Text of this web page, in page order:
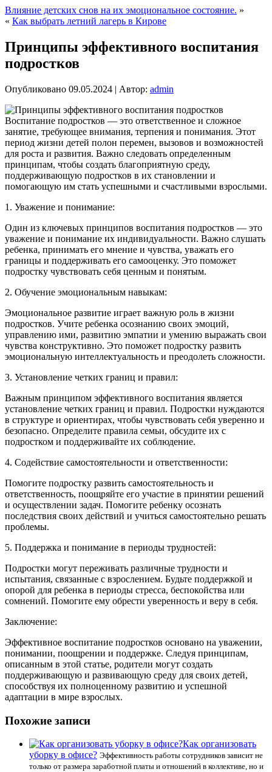
Влияние детских снов на их эмоциональное состояние. »
« Как выбрать летний лагерь в Кирове
Принципы эффективного воспитания
подростков
Опубликовано 09.05.2024 | Автор: admin
Воспитание подростков — это ответственное и сложное
занятие, требующее внимания, терпения и понимания. Этот
период жизни детей полон перемен, вызовов и возможностей
для роста и развития. Важно следовать определенным
принципам, чтобы создать благоприятную среду,
поддерживающую подростков в их становлении и
помогающую им стать успешными и счастливыми взрослыми.
1. Уважение и понимание:
Один из ключевых принципов воспитания подростков — это
уважение и понимание их индивидуальности. Важно слушать
ребенка, принимать его мнение и чувства, уважать его
границы и поддерживать его самооценку. Это поможет
подростку чувствовать себя ценным и понятым.
2. Обучение эмоциональным навыкам:
Эмоциональное развитие играет важную роль в жизни
подростков. Учите ребенка осознанию своих эмоций,
управлению ими, развитию эмпатии и умению выражать свои
чувства конструктивно. Это поможет подростку развить
эмоциональную интеллектуальность и преодолеть сложности.
3. Установление четких границ и правил:
Важным принципом эффективного воспитания является
установление четких границ и правил. Подростки нуждаются
в структуре и ориентирах, чтобы чувствовать себя уверенно и
безопасно. Определите правила семьи, обсудите их с
подростком и поддерживайте их соблюдение.
4. Содействие самостоятельности и ответственности:
Помогите подростку развить самостоятельность и
ответственность, поощряйте его участие в принятии решений
и осуществлении задач. Помогите ребенку осознать
последствия своих действий и учиться самостоятельно решать
проблемы.
5. Поддержка и понимание в периоды трудностей:
Подростки могут переживать различные трудности и
испытания, связанные с взрослением. Будьте поддержкой и
опорой для ребенка в периоды стресса, беспокойства или
сомнений. Помогите ему обрести уверенность и веру в себя.
Заключение:
Эффективное воспитание подростков основано на уважении,
понимании, поощрении и поддержке. Следуя принципам,
описанным в этой статье, родители могут создать
поддерживающую и развивающую среду для своих детей,
способствуя их полноценному развитию и успешной
адаптации в мире взрослых.
Похожие записи
Как организовать
уборку в офисе? Эффективность работы сотрудников зависит не
только от размера заработной платы и отношений в коллективе, но и